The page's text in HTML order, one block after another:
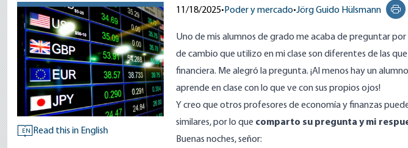
EN Read this in English
11/18/2025• Poder y mercado•Jörg Guido Hülsmann
Uno de mis alumnos de grado me acaba de preguntar
de cambio que utilizo en mi clase son diferentes de las
financiera. Me alegró la pregunta. ¡Al menos hay un
aprende en clase con lo que ve con sus propios ojos!
Y creo que otros profesores de economía y finanzas
similares, por lo que comparto su pregunta y mi
Buenas noches, señor: